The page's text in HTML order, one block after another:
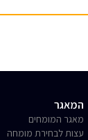
המאגר
מאגר המומחים
עצות לבחירת מומחה